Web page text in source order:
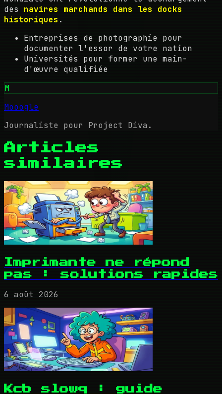
des navires marchands dans les docks
historiques .
Entreprises de photographie pour
documenter l'essor de votre nation
Universités pour former une main-
d'œuvre qualifiée
M
Mooogle
Journaliste pour Project Diva.
Articles
similaires
Imprimante ne répond
pas : solutions rapides
6 août 2026
Kcb slowq : guide